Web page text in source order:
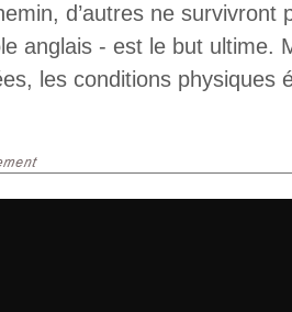
d’autres ne survivront
anglais - est le but ultime.
les conditions physiques